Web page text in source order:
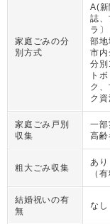
家庭ごみの分
別方式
A(
誌
ラ
部地
市
分
ト
ク
ク
家庭ごみ戸別
収集
一部
高
粗大ごみ収集
あり
（ 有
結婚祝いの有
無
なし